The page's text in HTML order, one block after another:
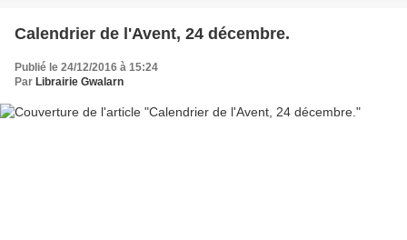
Calendrier de l'Avent, 24 décembre.
Publié le 24/12/2016 à 15:24
Par Librairie Gwalarn